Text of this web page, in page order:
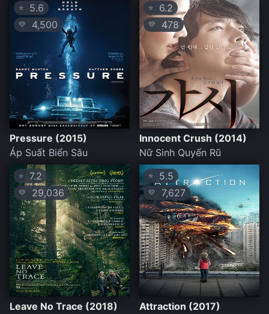
⭐ 5.6
💛 4,500
Pressure (2015)
Áp Suất Biển Sâu
⭐ 6.2
💛 478
Innocent Crush (2014)
Nữ Sinh Quyến Rũ
⭐ 7.2
💛 29,036
Leave No Trace (2018)
⭐ 5.5
💛 7,627
Attraction (2017)